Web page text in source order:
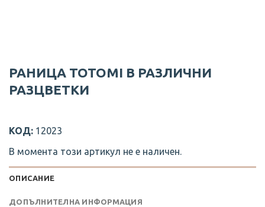
РАНИЦА TOTOMI В РАЗЛИЧНИ
РАЗЦВЕТКИ
КОД: 12023
В момента този артикул не е наличен.
ОПИСАНИЕ
ДОПЪЛНИТЕЛНА ИНФОРМАЦИЯ